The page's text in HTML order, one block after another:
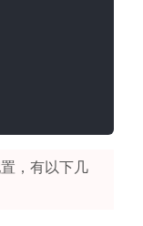
，有以下几